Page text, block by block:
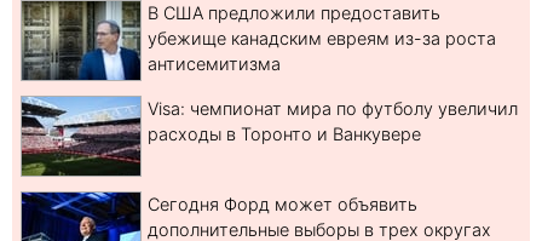
В США предложили предоставить
убежище канадским евреям из-за роста
антисемитизма
Visa: чемпионат мира по футболу увеличил
расходы в Торонто и Ванкувере
Сегодня Форд может объявить
дополнительные выборы в трех округах